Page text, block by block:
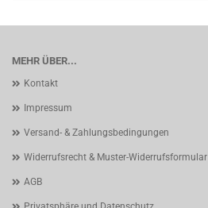
MEHR ÜBER...
Kontakt
Impressum
Versand- & Zahlungsbedingungen
Widerrufsrecht & Muster-Widerrufsformular
AGB